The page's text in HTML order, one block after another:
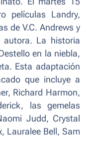
películas Landry,
de V.C. Andrews y
La historia
en la niebla,
Esta adaptación
que incluye a
Richard Harmon,
las gemelas
Judd, Crystal
Lauralee Bell, Sam